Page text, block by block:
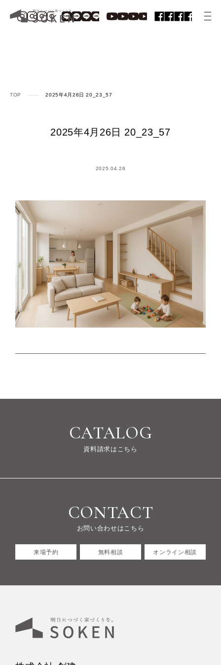
TOP 2025年4月26日 20_23_57
2025年4月26日 20_23_57
2025.04.26
CATALOG
資料請求はこちら
CONTACT
お問い合わせはこちら
来場予約 無料相談 オンライン相談